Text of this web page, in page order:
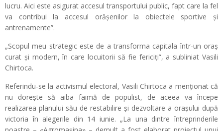
lucru. Aici este asigurat accesul transportului public, fapt care la fel
va contribui la accesul orășenilor la obiectele sportive și
antrenamente”.
„Scopul meu strategic este de a transforma capitala într-un oraș
curat și modern, în care locuitorii să fie fericiți”, a subliniat Vasili
Chirtoca.
Referindu-se la activismul electoral, Vasili Chirtoca a menționat că
nu dorește să aiba faimă de populist, de aceea va începe
realizarea planului său de restabilire și dezvoltare a orașului după
victoria în alegerile din 14 iunie. „La una dintre întreprinderile